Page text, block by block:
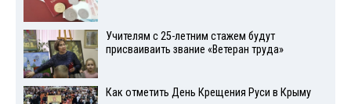
Учителям с 25-летним стажем будут
присваиваить звание «Ветеран труда»
Как отметить День Крещения Руси в Крыму